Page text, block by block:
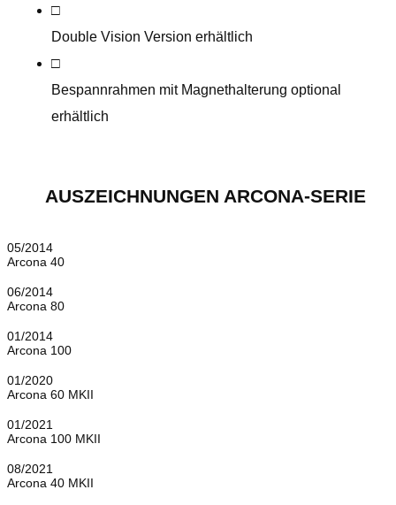
□
Double Vision Version erhältlich
□
Bespannrahmen mit Magnethalterung optional
erhältlich
AUSZEICHNUNGEN ARCONA-SERIE
05/2014
Arcona 40
06/2014
Arcona 80
01/2014
Arcona 100
01/2020
Arcona 60 MKII
01/2021
Arcona 100 MKII
08/2021
Arcona 40 MKII